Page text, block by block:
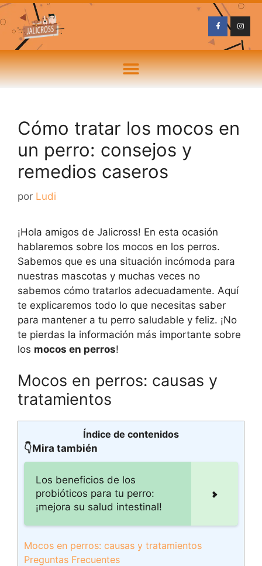
Cómo tratar los mocos en
un perro: consejos y
remedios caseros
por Ludi
¡Hola amigos de Jalicross! En esta ocasión
hablaremos sobre los mocos en los perros.
Sabemos que es una situación incómoda para
nuestras mascotas y muchas veces no
sabemos cómo tratarlos adecuadamente. Aquí
te explicaremos todo lo que necesitas saber
para mantener a tu perro saludable y feliz. ¡No
te pierdas la información más importante sobre
los mocos en perros!
Mocos en perros: causas y
tratamientos
Índice de contenidos
👇Mira también
Los beneficios de los
probióticos para tu perro:
¡mejora su salud intestinal!
Mocos en perros: causas y tratamientos
Preguntas Frecuentes